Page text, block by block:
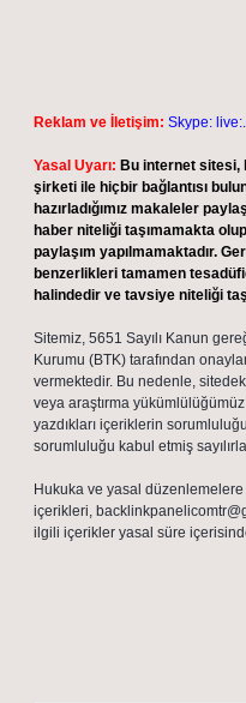
Reklam ve İletişim: Skype:
Yasal Uyarı: Bu internet sitesi,
şirketi ile hiçbir bağlantısı
hazırladığımız makaleler
haber niteliği taşımamakta
paylaşım yapılmamaktadır.
benzerlikleri tamamen
halindedir ve tavsiye niteliği
Sitemiz, 5651 Sayılı Kanun
Kurumu (BTK) tarafından
vermektedir. Bu nedenle,
veya araştırma
yazdıkları içeriklerin
sorumluluğu kabul etmiş
Hukuka ve yasal
içerikleri,
ilgili içerikler yasal süre